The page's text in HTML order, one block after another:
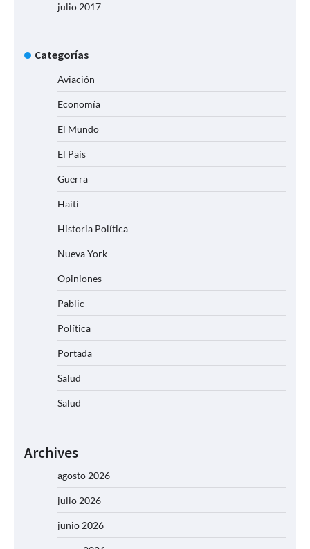
julio 2017
Categorías
Aviación
Economía
El Mundo
El País
Guerra
Haití
Historia Política
Nueva York
Opiniones
Pablic
Política
Portada
Salud
Salud
Archives
agosto 2026
julio 2026
junio 2026